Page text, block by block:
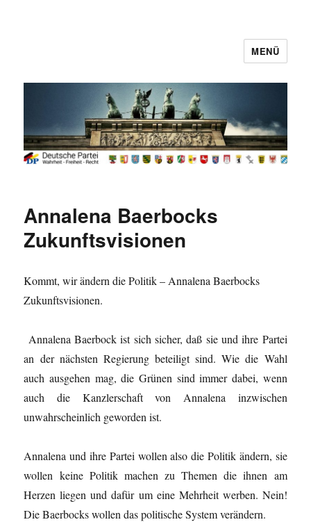
MENÜ
Annalena Baerbocks
Zukunftsvisionen
Kommt, wir ändern die Politik – Annalena Baerbocks
Zukunftsvisionen.
Annalena Baerbock ist sich sicher, daß sie und ihre Partei
an der nächsten Regierung beteiligt sind. Wie die Wahl
auch ausgehen mag, die Grünen sind immer dabei, wenn
auch die Kanzlerschaft von Annalena inzwischen
unwahrscheinlich geworden ist.
Annalena und ihre Partei wollen also die Politik ändern, sie
wollen keine Politik machen zu Themen die ihnen am
Herzen liegen und dafür um eine Mehrheit werben. Nein!
Die Baerbocks wollen das politische System verändern.